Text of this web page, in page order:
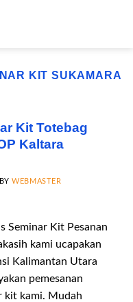
KIT SUKAMARA
Kit Totebag
Kaltara
BYWEBMASTER
Seminar Kit Pesanan
kami ucapakan
Kalimantan Utara
pemesanan
kit kami. Mudah